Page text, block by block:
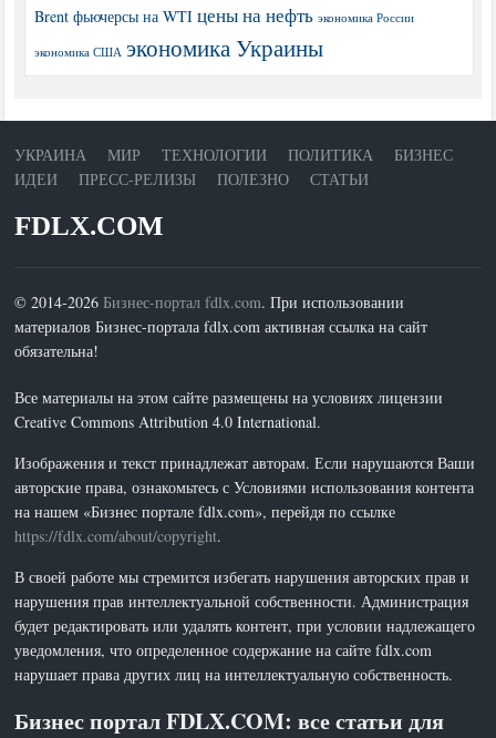
Brent фьючерсы на WTI цены на нефть экономика России
экономика США экономика Украины
УКРАИНА МИР ТЕХНОЛОГИИ ПОЛИТИКА
БИЗНЕС
ИДЕИ
ПРЕСС-РЕЛИЗЫ ПОЛЕЗНО СТАТЬИ
FDLX.COM
© 2014-2026 Бизнес-портал fdlx.com. При использовании
материалов Бизнес-портала fdlx.com активная ссылка на сайт
обязательна!
Все материалы на этом сайте размещены на условиях лицензии
Creative Commons Attribution 4.0 International.
Изображения и текст принадлежат авторам. Если нарушаются Ваши
авторские права, ознакомьтесь с Условиями использования контента
на нашем «Бизнес портале fdlx.com», перейдя по ссылке
https://fdlx.com/about/copyright.
В своей работе мы стремится избегать нарушения авторских прав и
нарушения прав интеллектуальной собственности. Администрация
будет редактировать или удалять контент, при условии надлежащего
уведомления, что определенное содержание на сайте fdlx.com
нарушает права других лиц на интеллектуальную собственность.
Бизнес портал FDLX.COM: все статьи для